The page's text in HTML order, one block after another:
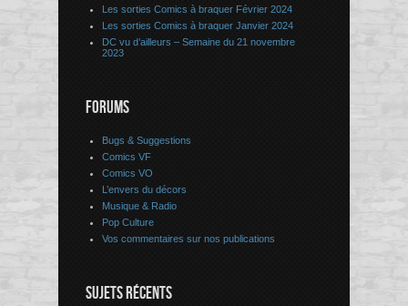
Les sorties Comics à braquer Février 2024
Les sorties Comics à braquer Janvier 2024
DC vu d’ailleurs – Semaine du 21 novembre
2023
FORUMS
Bugs & Suggestions
Comics VF
Comics VO
L’envers du décors
Musique & Radio
Pop Culture
Vos commentaires sur nos publications
SUJETS RÉCENTS